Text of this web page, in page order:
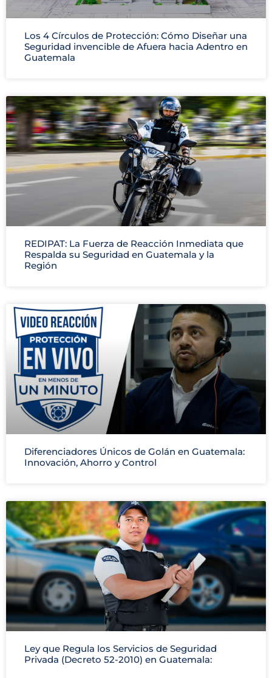
Los 4 Círculos de Protección: Cómo Diseñar una
Seguridad invencible de Afuera hacia Adentro en
Guatemala
REDIPAT: La Fuerza de Reacción Inmediata que
Respalda su Seguridad en Guatemala y la
Región
Diferenciadores Únicos de Golán en Guatemala:
Innovación, Ahorro y Control
Ley que Regula los Servicios de Seguridad
Privada (Decreto 52-2010) en Guatemala: